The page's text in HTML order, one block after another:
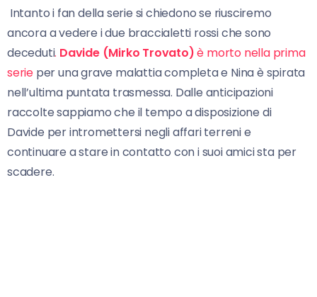
Intanto i fan della serie si chiedono se riusciremo
ancora a vedere i due braccialetti rossi che sono
deceduti. Davide (Mirko Trovato)è morto nella prima
serie per una grave malattia completa e Nina è spirata
nell’ultima puntata trasmessa. Dalle anticipazioni
raccolte sappiamo che il tempo a disposizione di
Davide per intromettersi negli affari terreni e
continuare a stare in contatto con i suoi amici sta per
scadere.